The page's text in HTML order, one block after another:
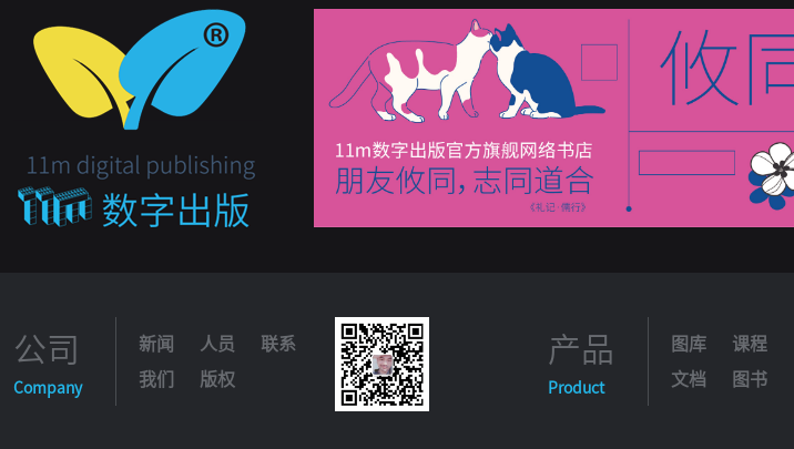
造影图片 折返性房性心动过速 阵发性室上性心动过速 正常变异心电图：持续性幼年T波模式
致心律失常右室心肌病 钟向转位 主动脉夹层
左前降支闭塞 左心室肥厚 左中隔支阻滞 左主干病变
公司
Company
新闻 人员
联系
我们
版权
产品
Product
图库
课程
文档
图书